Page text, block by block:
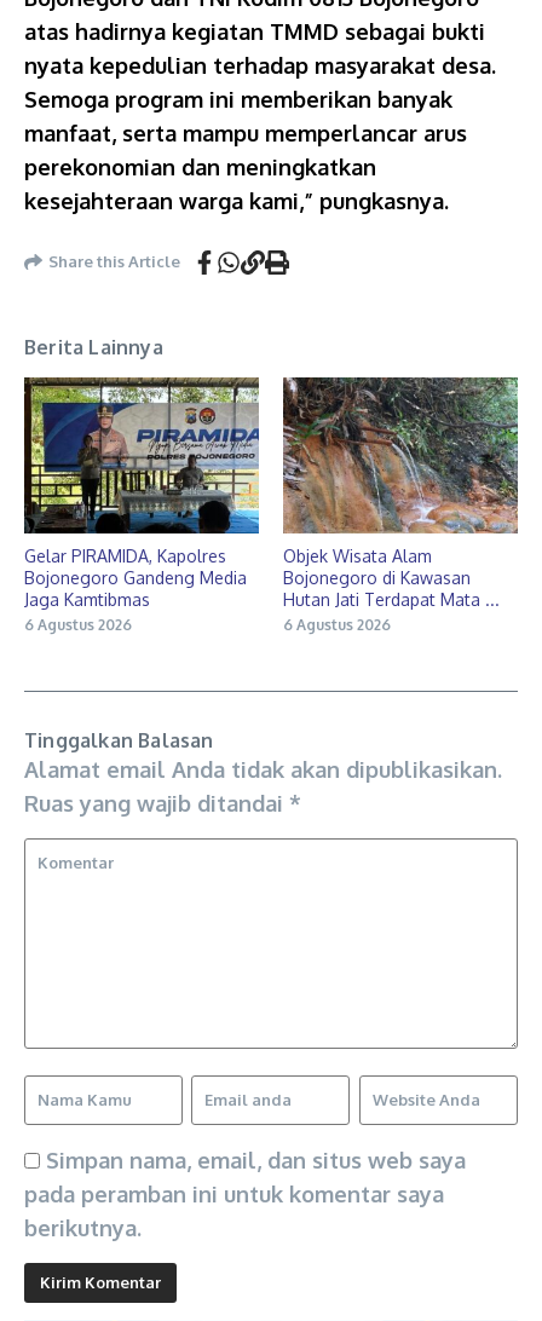
atas hadirnya kegiatan TMMD sebagai bukti
nyata kepedulian terhadap masyarakat desa.
Semoga program ini memberikan banyak
manfaat, serta mampu memperlancar arus
perekonomian dan meningkatkan
kesejahteraan warga kami,” pungkasnya.
Share this Article
Berita Lainnya
Gelar PIRAMIDA, Kapolres
Bojonegoro Gandeng Media
Jaga Kamtibmas
6 Agustus 2026
Objek Wisata Alam
Bojonegoro di Kawasan
Hutan Jati Terdapat Mata ...
6 Agustus 2026
Tinggalkan Balasan
Alamat email Anda tidak akan dipublikasikan.
Ruas yang wajib ditandai *
Simpan nama, email, dan situs web saya
pada peramban ini untuk komentar saya
berikutnya.